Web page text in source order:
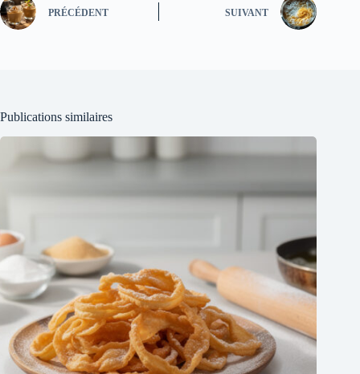
PRÉCÉDENT SUIVANT
Publications similaires